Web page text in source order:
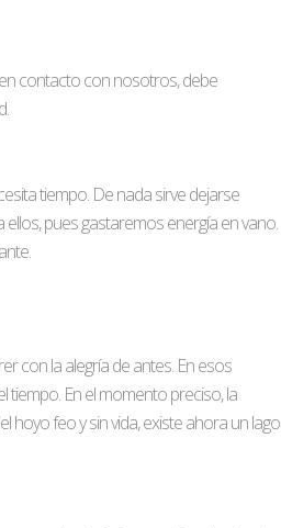
contacto con nosotros, debe
tiempo. De nada sirve dejarse
pues gastaremos energía en vano.
con la alegría de antes. En esos
tiempo. En el momento preciso, la
hoyo feo y sin vida, existe ahora un lago